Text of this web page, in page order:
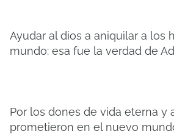
Ayudar al dios a aniquilar a los
mundo: esa fue la verdad de
Por los dones de vida eterna y
prometieron en el nuevo